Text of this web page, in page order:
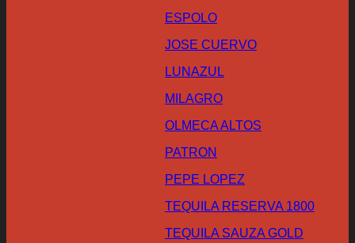
ESPOLO
JOSE CUERVO
LUNAZUL
MILAGRO
OLMECA ALTOS
PATRON
PEPE LOPEZ
TEQUILA RESERVA 1800
TEQUILA SAUZA GOLD